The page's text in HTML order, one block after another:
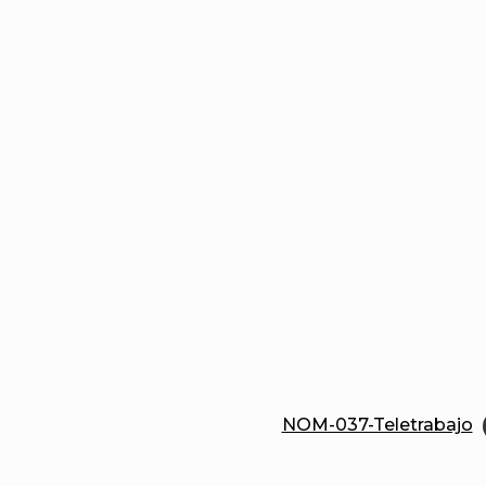
NOM-037-Teletrabajo